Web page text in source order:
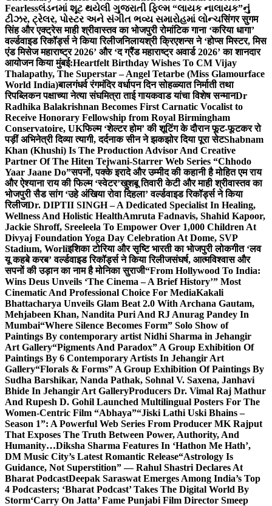
Fearlessલંડનમાં શૂટ થયેલી ગુજરાતી ફિલ્મ “લાયક નાલાયક”નું
ટીઝર, ટ્રેલર, પોસ્ટર અને સંગીત ભવ્ય સમારોહમાં લોન્ચसिंगर सुगम
सिंह और एक्ट्रेस माही श्रीवास्तव का भोजपुरी रोमांटिक गाना ‘करिया धागा’
वर्ल्डवाइड रिकॉर्ड्स ने किया रिलीजनिलायश्री क्रिएशन्स ने ‘होप्स मिस्टर, मिस
एंड मिसेज महाराष्ट्र 2026’ और ‘द ग्रैंड महाराष्ट्र अवार्ड 2026’ का शानदार
आयोजन किया मुंबई:Heartfelt Birthday Wishes To CM Vijay
Thalapathy, The Superstar – Angel Tetarbe (Miss Glamourface
World India)बालगंधर्व रंगमंदिर वर्धापन दिन सोहळ्यात निर्माती तथा
रिपब्लिकन पक्षाच्या नेत्या संघमित्रा ताई गायकवाड यांचा विशेष सन्मानDr
Radhika Balakrishnan Becomes First Carnatic Vocalist to
Receive Honorary Fellowship from Royal Birmingham
Conservatoire, UKफिल्म ‘शेल्टर होम’ की शूटिंग के दौरान फूट-फूटकर रो
पड़ीं अभिनेत्री दिव्या त्यागी, दर्दनाक सीन ने झकझोर दिया पूरा सेटShabnam
Khan (Khushi) Is The Production Advisor And Creative
Partner Of The Hiten Tejwani-Starrer Web Series “Chhodo
Yaar Jaane Do”सपनों, पक्के इरादे और उम्मीद की कहानी है मोहित एम राय
और ऐश्याना राय की फिल्म ‘स्वेटर’खुशबू तिवारी केटी और माही श्रीवास्तव का
भोजपुरी सैड सांग ‘उहे अंखिया रोवा दिहला’ वर्ल्डवाइड रिकॉर्ड्स ने किया
रिलीजDr. DIPTII SINGH – A Dedicated Specialist In Healing,
Wellness And Holistic HealthAmruta Fadnavis, Shahid Kapoor,
Jackie Shroff, Sreeleela To Empower Over 1,000 Children At
Divyaj Foundation Yoga Day Celebration At Dome, SVP
Stadium, Worliइशिका टोरिया और सृष्टि भारती का भोजपुरी लोकगीत ‘लव
यू कहबे करब’ वर्ल्डवाइड रिकॉर्ड्स ने किया रिलीजसंघर्ष, आत्मविश्वास और
सपनों की उड़ान का नाम है मोनिका सुराजी“From Hollywood To India:
Wins Deus Unveils ‘The Cinema – A Brief History’” Most
Cinematic And Professional Choice For MediaKakali
Bhattacharya Unveils Glam Beat 2.0 With Archana Gautam,
Mehjabeen Khan, Nandita Puri And RJ Anurag Pandey In
Mumbai“Where Silence Becomes Form” Solo Show of
Paintings By contemporary artist Nidhi Sharma in Jehangir
Art Gallery“Pigments And Paradox” A Group Exhibition Of
Paintings By 6 Contemporary Artists In Jehangir Art
Gallery“Florals & Forms” A Group Exhibition Of Paintings By
Sudha Barshikar, Nanda Pathak, Sohnal V. Saxena, Janhavi
Bhide In Jehangir Art GalleryProducers Dr. Vimal Raj Mathur
And Rupesh D. Gohil Launched Multilingual Posters For The
Women-Centric Film “Abhaya”“Jiski Lathi Uski Bhains –
Season 1”: A Powerful Web Series From Producer MK Rajput
That Exposes The Truth Between Power, Authority, And
Humanity…Diksha Sharma Features In ‘Hathon Me Hath’,
DM Music City’s Latest Romantic Release“Astrology Is
Guidance, Not Superstition” — Rahul Shastri Declares At
Bharat PodcastDeepak Saraswat Emerges Among India’s Top
4 Podcasters; ‘Bharat Podcast’ Takes The Digital World By
Storm‘Carry On Jatta’ Fame Punjabi Film Director Smeep